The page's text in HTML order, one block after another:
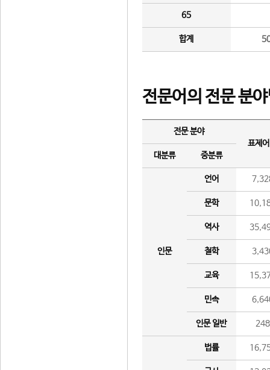
65
합계
전문어의 전문 분
전문 분야
표제
대분류
중분류
인문
언어
문학
역사
철학
교육
민속
인문 일반 248
법률